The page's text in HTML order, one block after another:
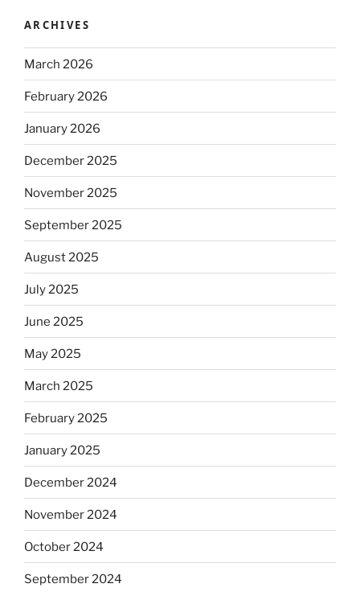
ARCHIVES
March 2026
February 2026
January 2026
December 2025
November 2025
September 2025
August 2025
July 2025
June 2025
May 2025
March 2025
February 2025
January 2025
December 2024
November 2024
October 2024
September 2024